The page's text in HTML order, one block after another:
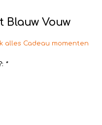
Blauw Vouw
alles Cadeau momenten
*